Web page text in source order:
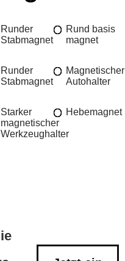
Runder
Stabmagnet
Rund basis
magnet
Runder
Stabmagnet
Magnetischer
Autohalter
Starker
magnetischer
Werkzeughalter
Hebemagnet